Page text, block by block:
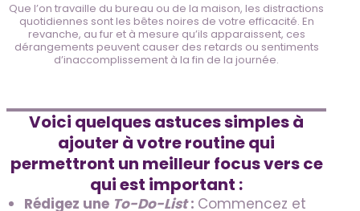
Que l’on travaille du bureau ou de la maison, les distractions
quotidiennes sont les bêtes noires de votre efficacité. En
revanche, au fur et à mesure qu’ils apparaissent, ces
dérangements peuvent causer des retards ou sentiments
d’inaccomplissement à la fin de la journée.
Voici quelques astuces simples à
ajouter à votre routine qui
permettront un meilleur focus vers ce
qui est important :
Rédigez une To-Do-List: Commencez et